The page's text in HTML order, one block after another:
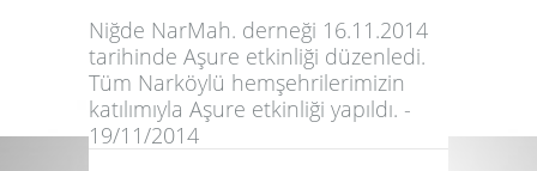
Niğde NarMah. derneği 16.11.2014
tarihinde Aşure etkinliği düzenledi.
Tüm Narköylü hemşehrilerimizin
katılımıyla Aşure etkinliği yapıldı. -
19/11/2014